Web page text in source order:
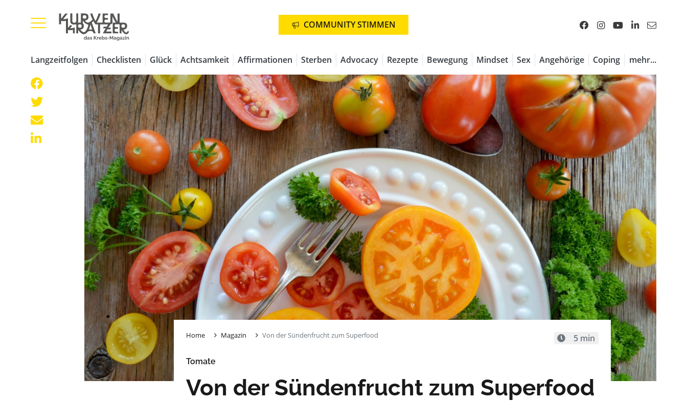
COMMUNITY STIMMEN
Langzeitfolgen Checklisten Glück Achtsamkeit Affirmationen Sterben Advocacy Rezepte Bewegung Mindset Sex Angehörige Coping mehr...
Home Magazin Von der Sündenfrucht zum Superfood 5 min
Tomate
Von der Sündenfrucht zum Superfood